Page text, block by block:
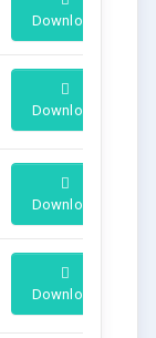
Download
Download
Download
Download